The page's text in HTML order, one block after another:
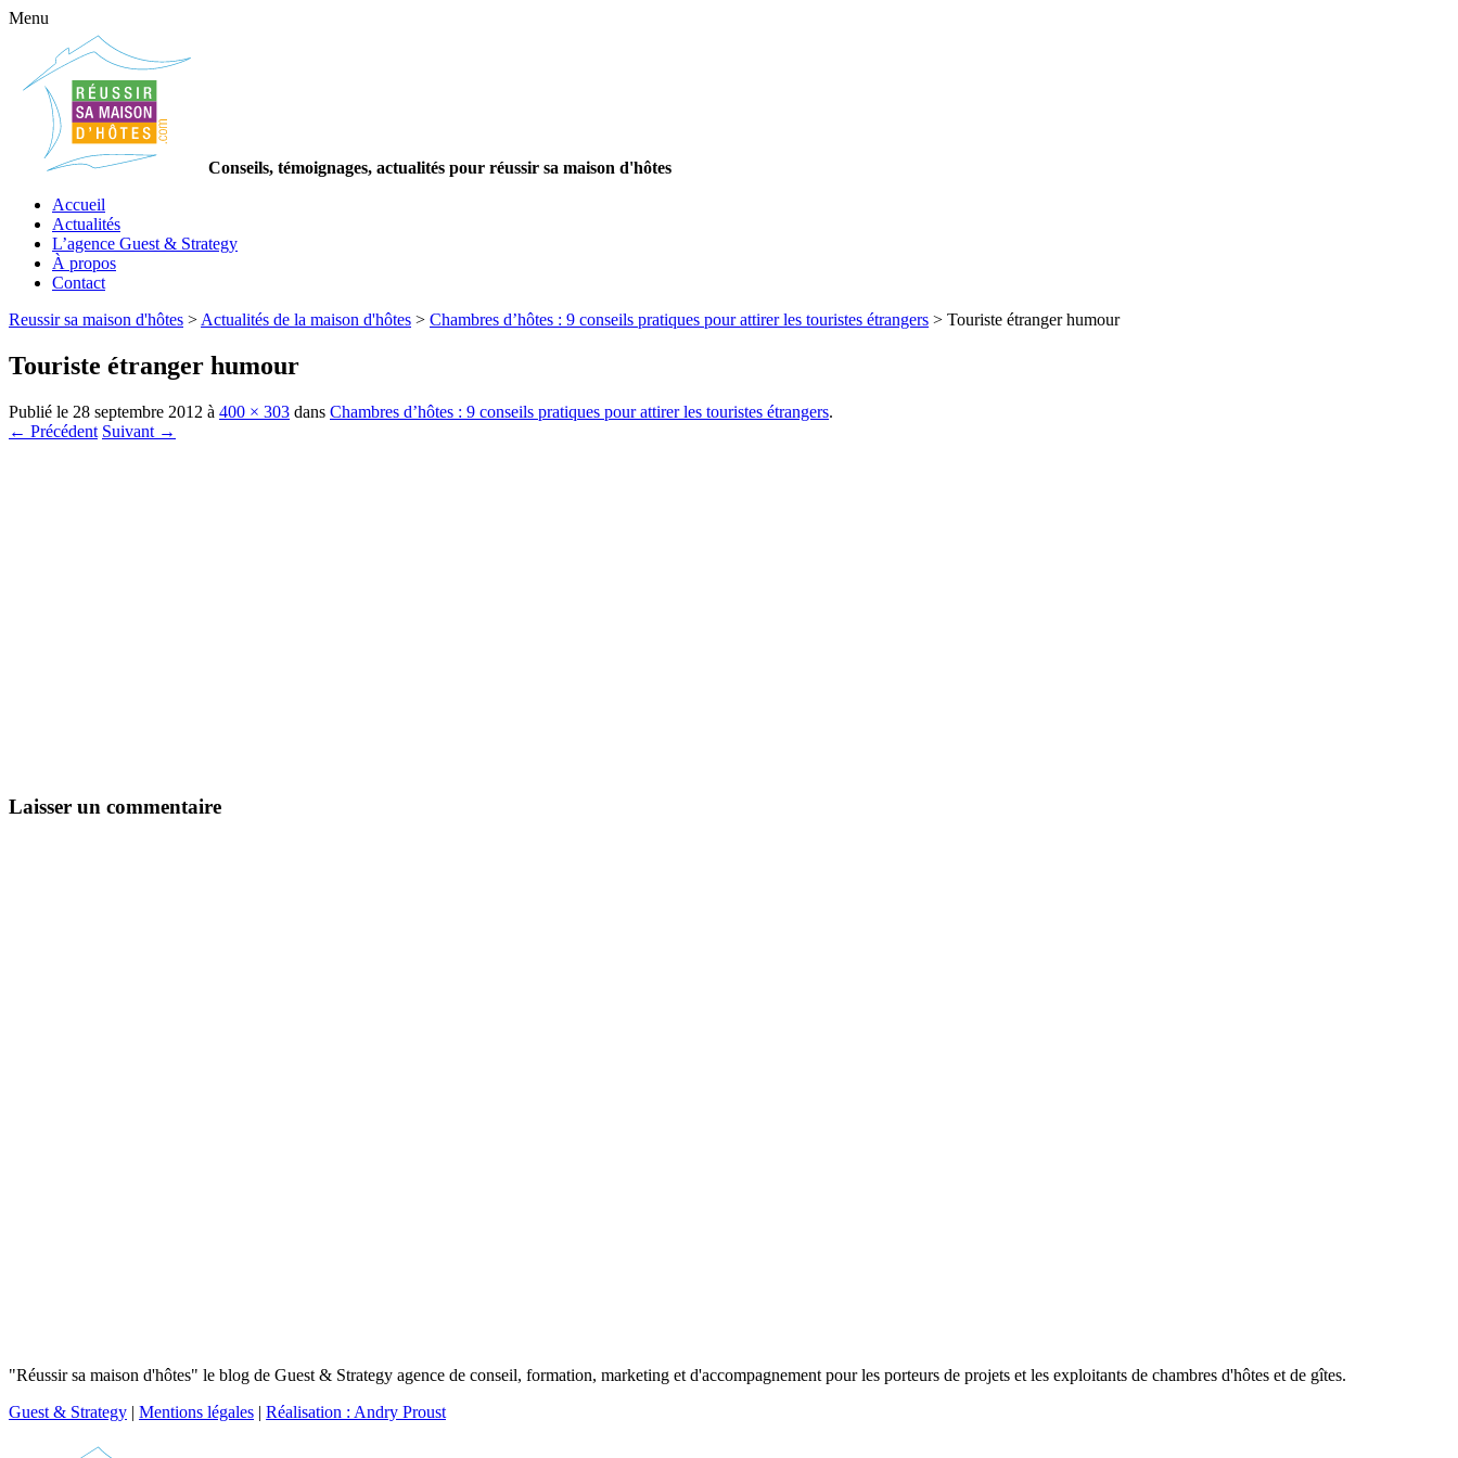
Menu
Conseils, témoignages, actualités pour réussir sa maison d'hôtes
Accueil
Actualités
L’agence Guest & Strategy
À propos
Contact
Reussir sa maison d'hôtes > Actualités de la maison d'hôtes > Chambres d’hôtes : 9 conseils pratiques pour attirer les touristes étrangers > Touriste étranger humour
Touriste étranger humour
Publié le 28 septembre 2012 à 400 × 303 dans Chambres d’hôtes : 9 conseils pratiques pour attirer les touristes étrangers.
← Précédent Suivant →
Laisser un commentaire
"Réussir sa maison d'hôtes" le blog de Guest & Strategy agence de conseil, formation, marketing et d'accompagnement pour les porteurs de projets et les exploitants de chambres d'hôtes et de gîtes.
Guest & Strategy | Mentions légales | Réalisation : Andry Proust